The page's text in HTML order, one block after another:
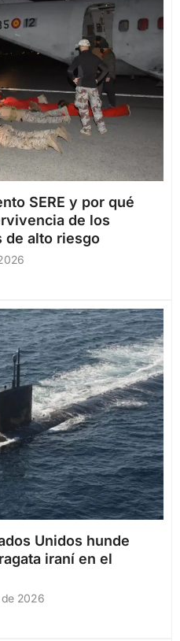
SERE y por qué
de los
de alto riesgo
Unidos hunde
iraní en el
2026